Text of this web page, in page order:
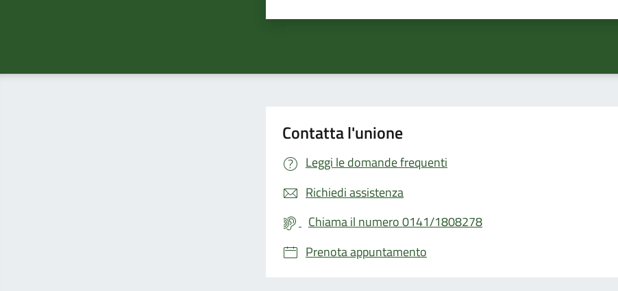
Contatta l'unione
Leggi le domande frequenti
Richiedi assistenza
Chiama il numero 0141/1808278
Prenota appuntamento